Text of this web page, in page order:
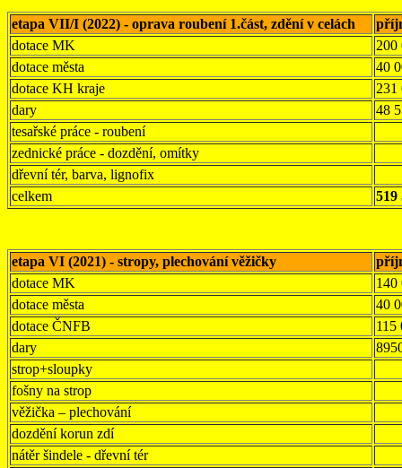
etapa VII/I (2022) - oprava roubení 1.část, zdění v celách
dotace MK
200
dotace města
40
dotace KH kraje
231
dary
48
tesařské práce - roubení
zednické práce - dozdění, omítky
dřevní tér, barva, lignofix
celkem
519
etapa VI (2021) - stropy, plechování věžičky
dotace MK
140
dotace města
40
dotace ČNFB
115
dary
strop+sloupky
fošny na strop
věžička – plechování
dozdění korun zdí
nátěr šindele - dřevní tér